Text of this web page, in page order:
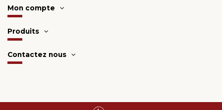
Mon compte
Produits
Contactez nous